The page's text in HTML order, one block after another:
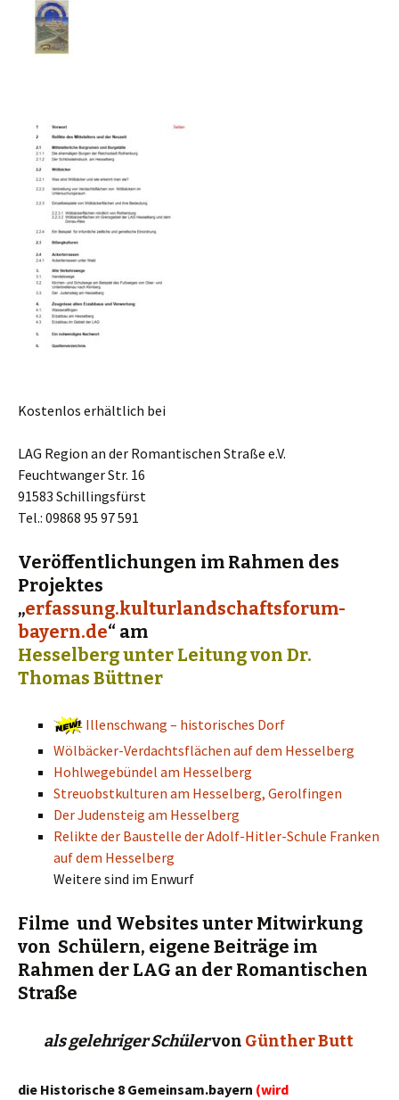
Kostenlos erhältlich bei
LAG Region an der Romantischen Straße e.V.
Feuchtwanger Str. 16
91583 Schillingsfürst
Tel.: 09868 95 97 591
Veröffentlichungen im Rahmen des
Projektes
„erfassung.kulturlandschaftsforum-
bayern.de“ am
Hesselberg unter Leitung von Dr.
Thomas Büttner
Illenschwang – historisches Dorf
Wölbäcker-Verdachtsflächen auf dem Hesselberg
Hohlwegebündel am Hesselberg
Streuobstkulturen am Hesselberg, Gerolfingen
Der Judensteig am Hesselberg
Relikte der Baustelle der Adolf-Hitler-Schule Franken
auf dem Hesselberg
Weitere sind im Enwurf
Filme und Websites unter Mitwirkung
von Schülern, eigene Beiträge im
Rahmen der LAG an der Romantischen
Straße
als gelehriger Schülervon Günther Butt
die Historische 8 Gemeinsam.bayern (wird